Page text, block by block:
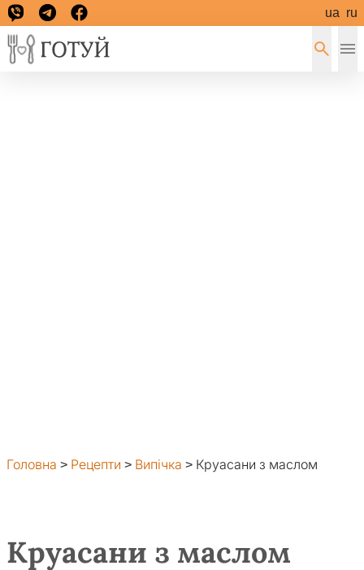
ua ru
Головна > Рецепти > Випічка > Круасани з маслом
Круасани з маслом